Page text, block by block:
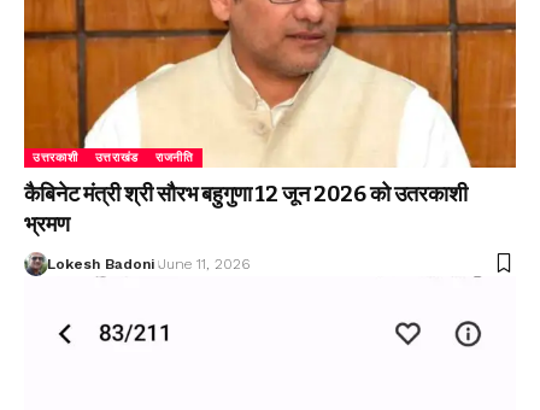
उत्तरकाशी उत्तराखंड राजनीति
कैबिनेट मंत्री श्री सौरभ बहुगुणा 12 जून 2026 को उतरकाशी
भ्रमण
Lokesh Badoni June 11, 2026